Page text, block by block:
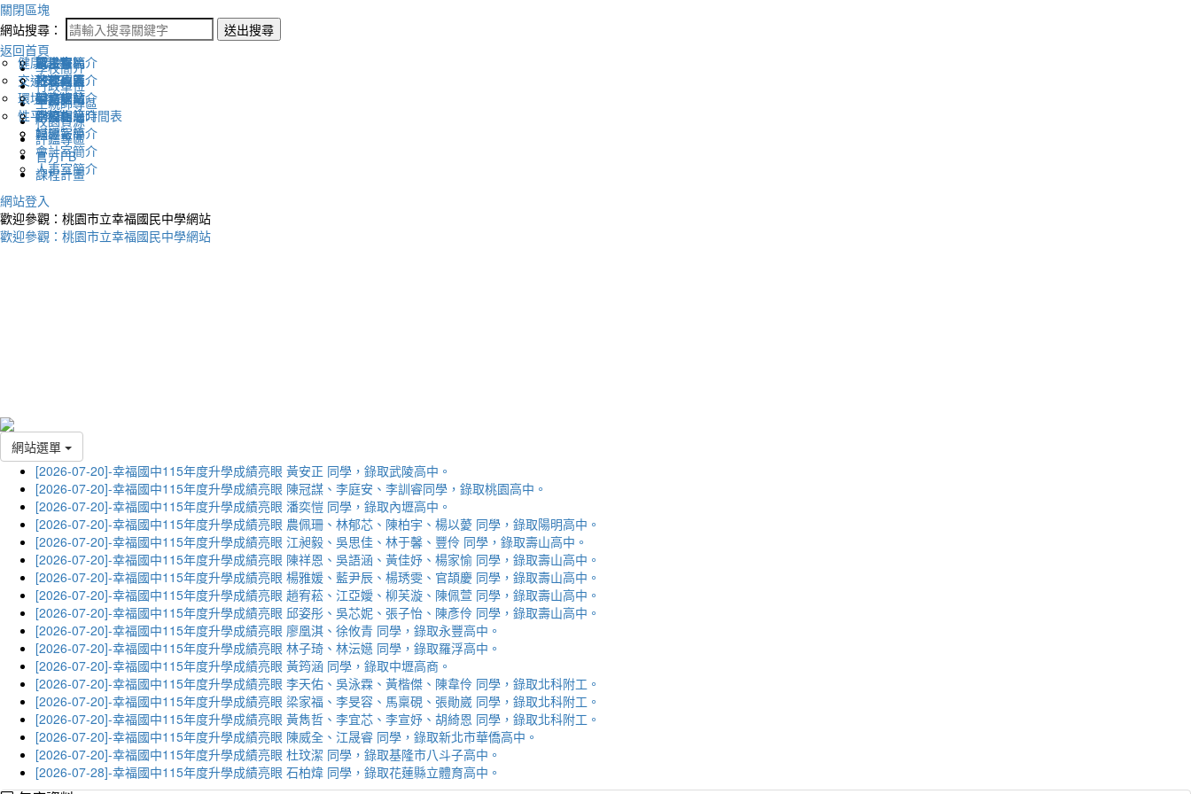
關閉區塊
網站搜尋：
送出搜尋
返回首頁
學校簡介
認識幸福
地理位置
英文網站
幸福相簿
媒體報導
行政單位
校長室簡介
教務處簡介
學務處簡介
總務處簡介
輔導室簡介
會計室簡介
人事室簡介
生親師專區
新生專區
升學專區
圖書館藏
學校作息時間表
校園資源
電子報
下載列表
評鑑專區
健康促進
交通安全
環境教育
性平教育
官方FB
課程計畫
網站登入
歡迎參觀：桃園市立幸福國民中學網站
歡迎參觀：桃園市立幸福國民中學網站
網站選單
[2026-07-20]-幸福國中115年度升學成績亮眼 黃安正 同學，錄取武陵高中。
[2026-07-20]-幸福國中115年度升學成績亮眼 陳冠謀、李庭安、李訓睿同學，錄取桃園高中。
[2026-07-20]-幸福國中115年度升學成績亮眼 潘奕愷 同學，錄取內壢高中。
[2026-07-20]-幸福國中115年度升學成績亮眼 農佩珊、林郁芯、陳柏宇、楊以薆 同學，錄取陽明高中。
[2026-07-20]-幸福國中115年度升學成績亮眼 江昶毅、吳思佳、林于馨、豐伶 同學，錄取壽山高中。
[2026-07-20]-幸福國中115年度升學成績亮眼 陳祥恩、吳語涵、黃佳妤、楊家愉 同學，錄取壽山高中。
[2026-07-20]-幸福國中115年度升學成績亮眼 楊雅媛、藍尹辰、楊琇雯、官頡慶 同學，錄取壽山高中。
[2026-07-20]-幸福國中115年度升學成績亮眼 趙宥菘、江亞嬡、柳芙漩、陳佩萱 同學，錄取壽山高中。
[2026-07-20]-幸福國中115年度升學成績亮眼 邱姿彤、吳芯妮、張子怡、陳彥伶 同學，錄取壽山高中。
[2026-07-20]-幸福國中115年度升學成績亮眼 廖凰淇、徐攸青 同學，錄取永豐高中。
[2026-07-20]-幸福國中115年度升學成績亮眼 林子琦、林沄嬨 同學，錄取羅浮高中。
[2026-07-20]-幸福國中115年度升學成績亮眼 黃筠涵 同學，錄取中壢高商。
[2026-07-20]-幸福國中115年度升學成績亮眼 李天佑、吳泳霖、黃楷傑、陳韋伶 同學，錄取北科附工。
[2026-07-20]-幸福國中115年度升學成績亮眼 梁家福、李旻容、馬稟硯、張勛崴 同學，錄取北科附工。
[2026-07-20]-幸福國中115年度升學成績亮眼 黃雋哲、李宜芯、李宣妤、胡綺恩 同學，錄取北科附工。
[2026-07-20]-幸福國中115年度升學成績亮眼 陳威全、江晟睿 同學，錄取新北市華僑高中。
[2026-07-20]-幸福國中115年度升學成績亮眼 杜玟潔 同學，錄取基隆市八斗子高中。
[2026-07-28]-幸福國中115年度升學成績亮眼 石柏煒 同學，錄取花蓮縣立體育高中。